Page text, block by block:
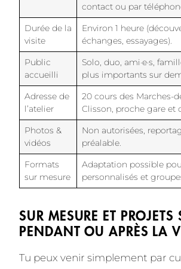
contact ou par
Durée de la
visite
Environ 1 heure
échanges, essayages).
Public
accueilli
Solo, duo, ami·e·s,
plus importants sur
Adresse de
l’atelier
20 cours des Marches-
Clisson, proche gare et
Photos &
vidéos
Non autorisées,
préalable.
Formats
sur mesure
Adaptation possible
personnalisés et
SUR MESURE ET PROJETS
PENDANT OU APRÈS LA
Tu peux venir simplement par